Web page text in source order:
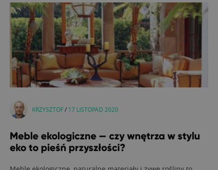
KRZYSZTOF/ 17 LISTOPAD 2020
Meble ekologiczne — czy wnętrza w stylu
eko to pieśń przyszłości?